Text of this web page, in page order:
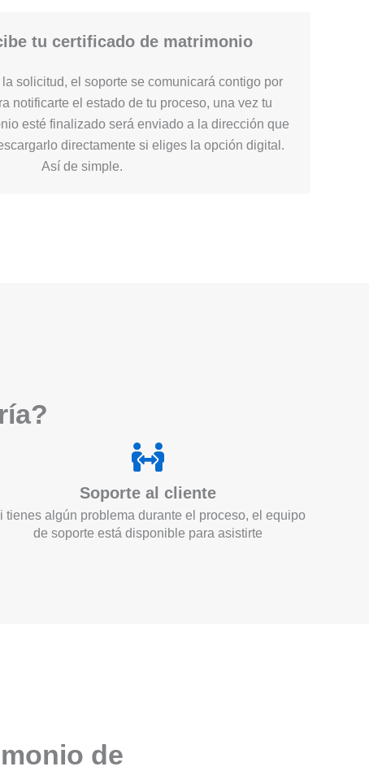
tu certificado de matrimonio
solicitud, el soporte se comunicará contigo por
notificarte el estado de tu proceso, una vez tu
esté finalizado será enviado a la dirección que
directamente si eliges la opción digital.
Así de simple.
Soporte al cliente
tienes algún problema durante el proceso, el equipo
de soporte está disponible para asistirte
de